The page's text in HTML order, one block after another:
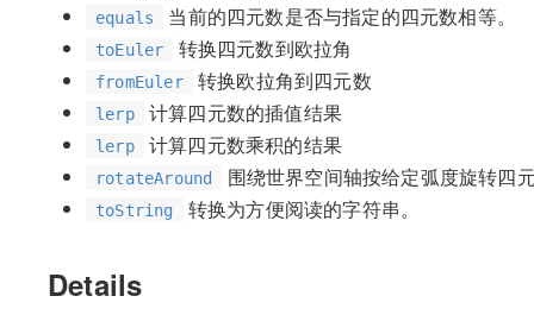
equals 当前的四元数是否与指定的四元数相等。
toEuler 转换四元数到欧拉角
fromEuler 转换欧拉角到四元数
lerp 计算四元数的插值结果
lerp 计算四元数乘积的结果
rotateAround 围绕世界空间轴按给定弧度旋转四
toString 转换为方便阅读的字符串。
Details